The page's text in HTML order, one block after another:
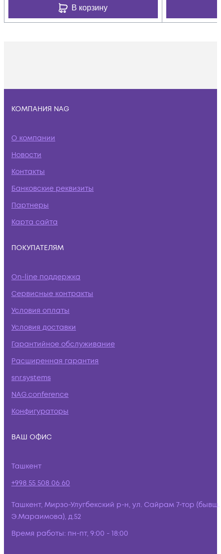
В корзину
КОМПАНИЯ NAG
О компании
Новости
Контакты
Банковские реквизиты
Партнеры
Карта сайта
ПОКУПАТЕЛЯМ
On-line поддержка
Сервисные контракты
Условия оплаты
Условия доставки
Гарантийное обслуживание
Расширенная гарантия
snr.systems
NAG.conference
Конфигураторы
ВАШ ОФИС
Ташкент
+998 55 508 06 60
Ташкент, Мирзо-Улугбекский р-н, ул. Сайрам 7-тор (бывш.
Э.Мараимова), д.52
Время работы: пн-пт, 9:00 - 18:00